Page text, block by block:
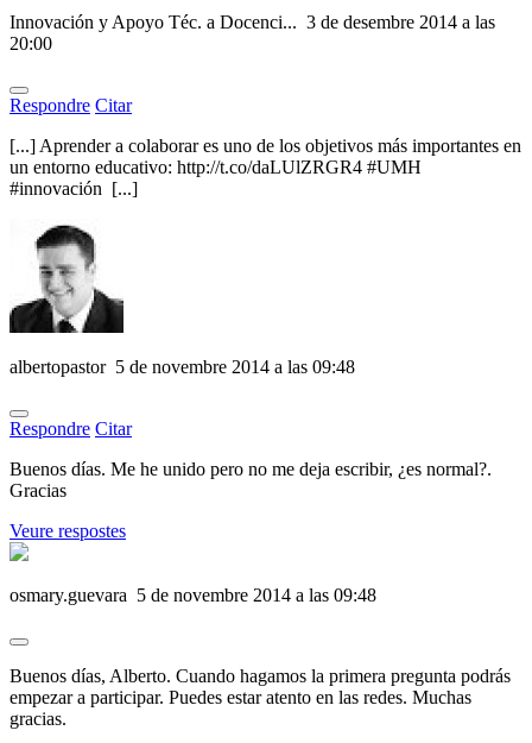
Innovación y Apoyo Téc. a Docenci... 3 de desembre 2014 a las
20:00
Respondre Citar
[...] Aprender a colaborar es uno de los objetivos más importantes en
un entorno educativo: http://t.co/daLUlZRGR4 #UMH
#innovación [...]
albertopastor 5 de novembre 2014 a las 09:48
Respondre Citar
Buenos días. Me he unido pero no me deja escribir, ¿es normal?.
Gracias
Veure respostes
osmary.guevara 5 de novembre 2014 a las 09:48
Buenos días, Alberto. Cuando hagamos la primera pregunta podrás
empezar a participar. Puedes estar atento en las redes. Muchas
gracias.